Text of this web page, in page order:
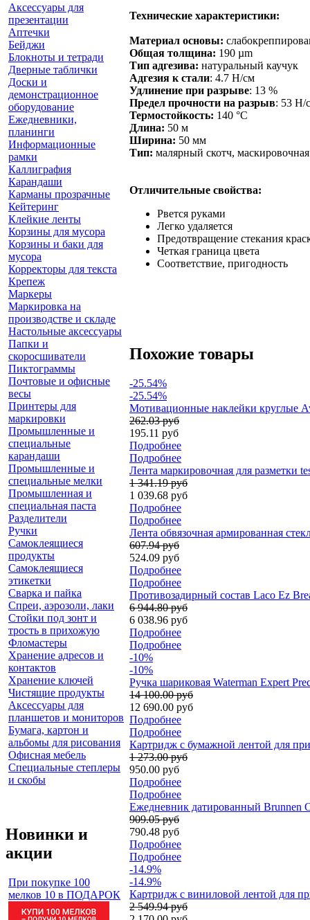
Аксессуары для
презентации
Аптечки
Бейджи
Блокноты и тетради
Дверные таблички
Доски и
демонстрационное
оборудование
Ежедневники,
планинги
Информационные
рамки
Каллиграфия
Карандаши
Карманы прозрачные
Кейтеринг
Клейкие ленты
Корзины для мусора
Корзины и баки для
мусора
Корректоры для текста
Крепеж
Маркеры
Маркировка на
производстве и складе
Настольные аксессуары
Папки и
скоросшиватели
Пиктограммы
Почтовые и офисные
весы
Принтеры для
маркировки
Промышленные и
специальные
карандаши
Промышленные и
специальные мелки
Промышленная и
специальная паста
Разделители
Ручки
Самоклеящиеся
продукты
Самоклеящиеся
этикетки
Сварка и пайка
Спреи, аэрозоли, лаки
Стойки под зонт и
трость в прихожую
Фломастеры
Хранение адресов и
контактов
Хранение ключей
Чистящие продукты
Аксессуары для
планшетов и мониторов
Бумага, картон и
альбомы для рисования
Офисная мебель
Специальные степлеры
и скобы
Новинки и
акции
При покупке 100
мелков 10 в ПОДАРОК
Технические характеристики:
Материал основы:
Общая толщина: 190 µm
Тип адгезива: натуральный каучук
Адгезия к стали: 4.7 Н/см
Удлинение при разрыве: 13 %
Предел прочности на разрыв: 53 Н/
Термостойкость: 140 °C
Длина: 50 м
Ширина: 50 мм
Тип: малярный скотч,
Отличительные свойства:
Рвется руками
Легко удаляется
Предотвращение стекания
Четкая граница цвета
Соответствие, пригодность
Похожие товары
-25.54%
-25.54%
Мотивационные наклейки круглые
262.03 руб
195.11 руб
Подробнее
Подробнее
Лента маркировочная для разметки
1 341.19 руб
1 039.68 руб
Подробнее
Подробнее
Лента обвязочная армированная
607.94 руб
524.09 руб
Подробнее
Подробнее
Противозадирный состав Laco Ez
6 944.80 руб
6 038.96 руб
Подробнее
Подробнее
-10%
-10%
Ручка шариковая Waterman Expert
14 100.00 руб
12 690.00 руб
Подробнее
Подробнее
Картридж с бумажной лентой для
1 273.00 руб
950.00 руб
Подробнее
Подробнее
Ежедневник датированный
909.05 руб
790.48 руб
Подробнее
Подробнее
-14.9%
-14.9%
Картридж c виниловой лентой для
2 549.94 руб